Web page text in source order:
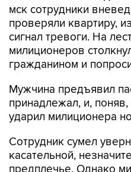
мск сотрудники
проверяли квартиру,
сигнал тревоги. На
милиционеров
гражданином и
Мужчина предъявил
принадлежал, и,
ударил милиционера
Сотрудник сумел
касательной,